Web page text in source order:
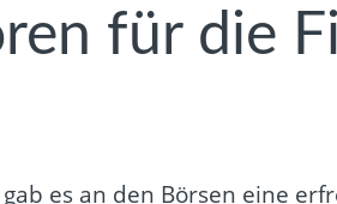
für die
es an den Börsen eine